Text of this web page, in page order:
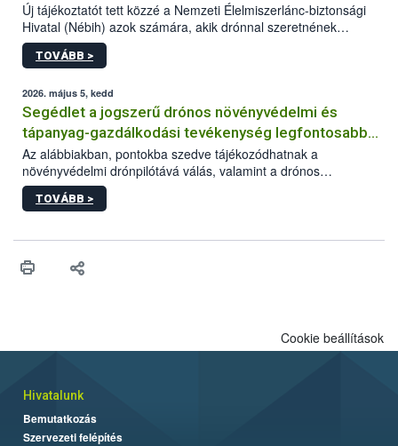
Új tájékoztatót tett közzé a Nemzeti Élelmiszerlánc-biztonsági
Hivatal (Nébih) azok számára, akik drónnal szeretnének
növényvédelmi vagy tápanyag-gazdálkodási tevékenységet
végezni Magyarországon. Az összefoglaló részletesen
műszaki és hatósági feltételek.
TOVÁBB >
2026. május 5, kedd
Segédlet a jogszerű drónos növényvédelmi és
tápanyag-gazdálkodási tevékenység legfontosabb
feltételeiről
Az alábbiakban, pontokba szedve tájékozódhatnak a
növényvédelmi drónpilótává válás, valamint a drónos
növényvédelmi és tápanyag-gazdálkodási tevékenység
végzésének legfontosabb feltételeiről*.
TOVÁBB >
Cookie beállítások
Hivatalunk
Bemutatkozás
Szervezeti felépítés